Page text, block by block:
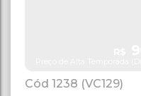
1238 (VC129)